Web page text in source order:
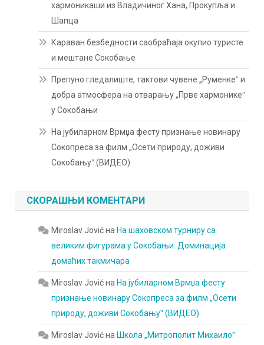
хармоникаши из Владичиног Хана, Прокупља и
Шапца
Караван безбедности саобраћаја окупио туристе
и мештане Сокобање
Препуно гледалиште, тактови чувене „Руменкеˮ и
добра атмосфера на отварању „Прве хармоникеˮ
у Сокобањи
На јубиларном Врмџа фесту признање новинару
Сокопреса за филм „Осети природу, доживи
Сокобањуˮ (ВИДЕО)
СКОРАШЊИ КОМЕНТАРИ
Miroslav Jovićна На шаховском турниру са
великим фигурама у Сокобањи: Доминација
домаћих такмичара
Miroslav Jovićна На јубиларном Врмџа фесту
признање новинару Сокопреса за филм „Осети
природу, доживи Сокобањуˮ (ВИДЕО)
Miroslav Jovićна Школа „Митрополит Михаилоˮ